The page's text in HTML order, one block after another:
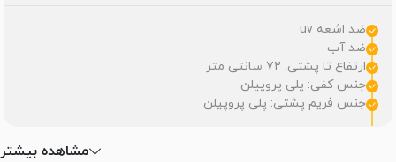
ضد اشعه uv
ضد آب
ارتفاع تا پشتی: ۷۲ سانتی متر
جنس کفی: پلی پروپیلن
جنس فریم پشتی: پلی پروپیلن
مشاهده بیشتر